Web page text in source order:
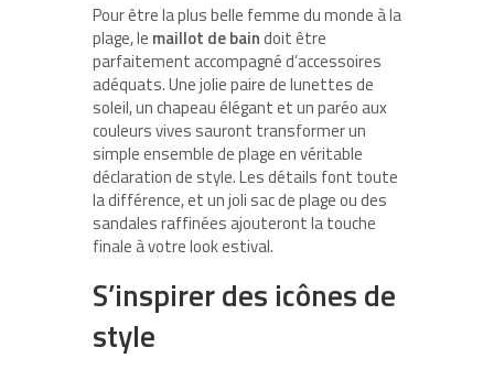
Pour être la plus belle femme du monde à la
plage, le maillot de baindoit être
parfaitement accompagné d’accessoires
adéquats. Une jolie paire de lunettes de
soleil, un chapeau élégant et un paréo aux
couleurs vives sauront transformer un
simple ensemble de plage en véritable
déclaration de style. Les détails font toute
la différence, et un joli sac de plage ou des
sandales raffinées ajouteront la touche
finale à votre look estival.
S’inspirer des icônes de
style